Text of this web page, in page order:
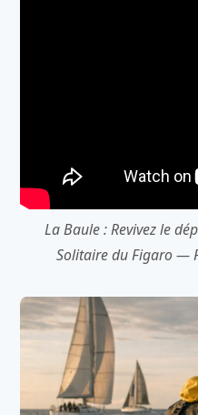
La Baule : Revivez le
Solitaire du Figaro —